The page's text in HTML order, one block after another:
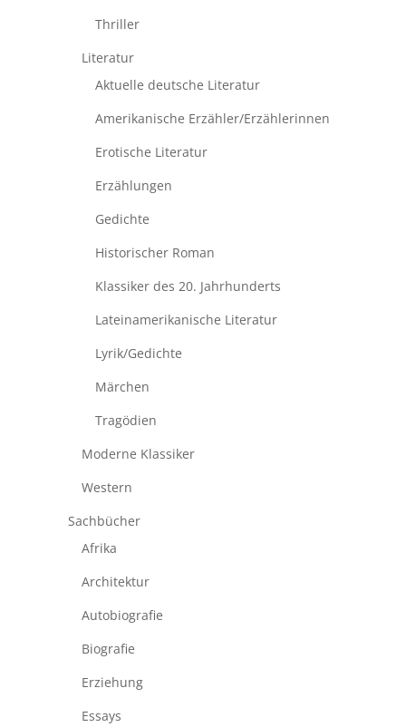
Thriller
Literatur
Aktuelle deutsche Literatur
Amerikanische Erzähler/Erzählerinnen
Erotische Literatur
Erzählungen
Gedichte
Historischer Roman
Klassiker des 20. Jahrhunderts
Lateinamerikanische Literatur
Lyrik/Gedichte
Märchen
Tragödien
Moderne Klassiker
Western
Sachbücher
Afrika
Architektur
Autobiografie
Biografie
Erziehung
Essays